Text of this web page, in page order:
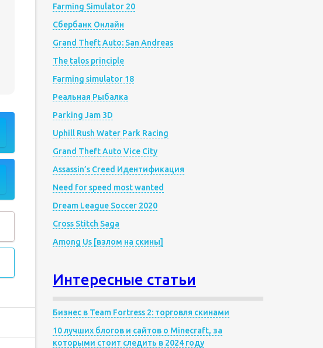
Farming Simulator 20
Сбербанк Онлайн
Grand Theft Auto: San Andreas
The talos principle
Farming simulator 18
Реальная Рыбалка
Parking Jam 3D
Uphill Rush Water Park Racing
Grand Theft Auto Vice City
Assassin’s Creed Идентификация
Need for speed most wanted
Dream League Soccer 2020
Cross Stitch Saga
Among Us [взлом на скины]
Интересные статьи
Бизнес в Team Fortress 2: торговля скинами
10 лучших блогов и сайтов о Minecraft, за
которыми стоит следить в 2024 году